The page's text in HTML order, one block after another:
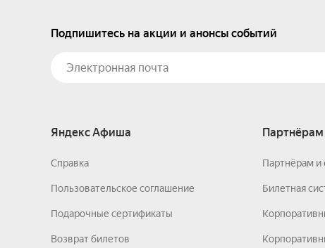
Подпишитесь на акции и анонсы событий
Яндекс Афиша
Справка
Пользовательское соглашение
Подарочные сертификаты
Возврат билетов
Партнёрам и
Билетная